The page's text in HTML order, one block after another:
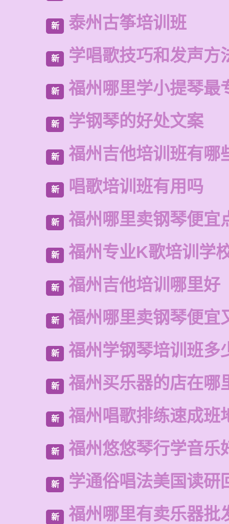
新 泰州古筝培训班
新 学唱歌技巧和发声方
新 福州哪里学小提琴最
新 学钢琴的好处文案
新 福州吉他培训班有哪
新 唱歌培训班有用吗
新 福州哪里卖钢琴便宜
新 福州专业K歌培训学
新 福州吉他培训哪里好
新 福州哪里卖钢琴便宜
新 福州学钢琴培训班多
新 福州买乐器的店在哪
新 福州唱歌排练速成班
新 福州悠悠琴行学音乐
新 学通俗唱法美国读研
新 福州哪里有卖乐器批